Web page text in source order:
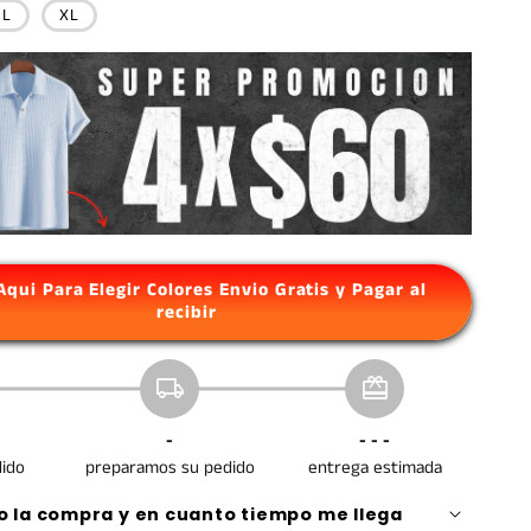
L XL
Para Elegir Colores Envio Gratis y Pagar al
recibir
local_shipping
-
preparamos su pedido
redeem
- - -
entrega estimada
la compra y en cuanto tiempo me llega